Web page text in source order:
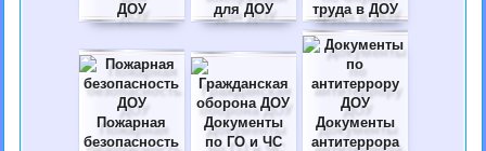
ДОУ
для ДОУ
труда в ДОУ
Пожарная
безопасность
Документы
по ГО и ЧС
Документы
антитеррора